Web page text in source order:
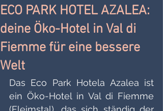
ECO PARK HOTEL AZALEA:
deine Öko-Hotel in Val di
Fiemme für eine bessere
Welt
Das Eco Park Hotela Azalea ist
ein Öko-Hotel in Val di Fiemme